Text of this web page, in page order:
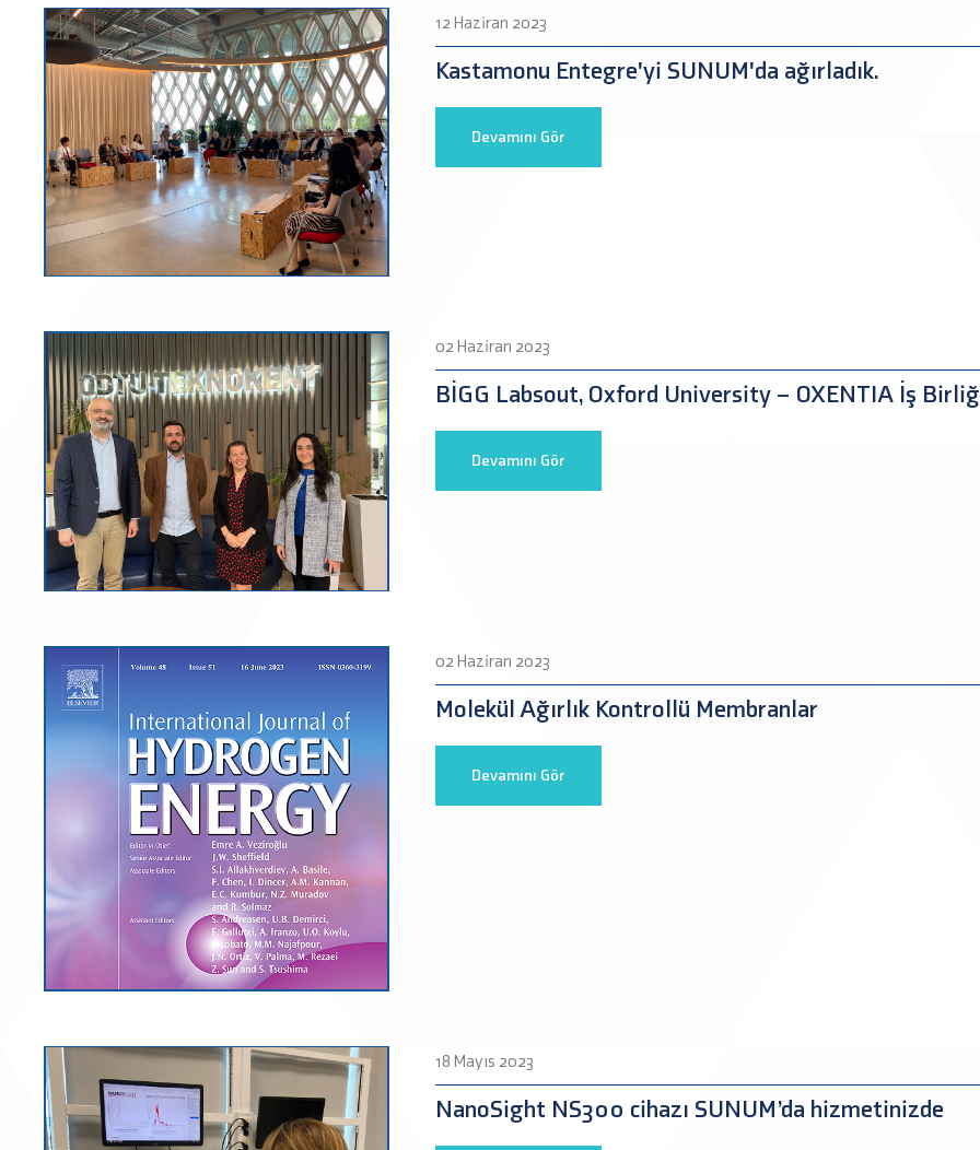
12 Haziran 2023
Kastamonu Entegre'yi SUNUM'da ağırladık.
Devamını Gör
02 Haziran 2023
BİGG Labsout, Oxford University – OXENTIA İş
Devamını Gör
02 Haziran 2023
Molekül Ağırlık Kontrollü Membranlar
Devamını Gör
18 Mayıs 2023
NanoSight NS300 cihazı SUNUM’da hizmetinizde